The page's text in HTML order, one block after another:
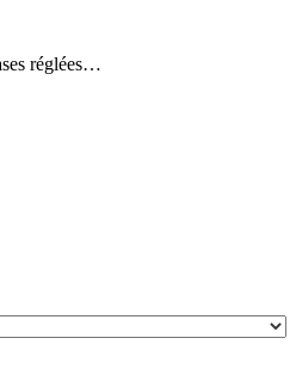
réglées…